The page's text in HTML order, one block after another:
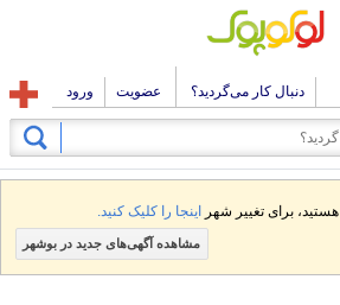
دنبال کار می‌گردید؟ عضویت ورود
هستید، برای تغییر شهر اینجا را کلیک کنید.
مشاهده آگهی‌های جدید در بوشهر